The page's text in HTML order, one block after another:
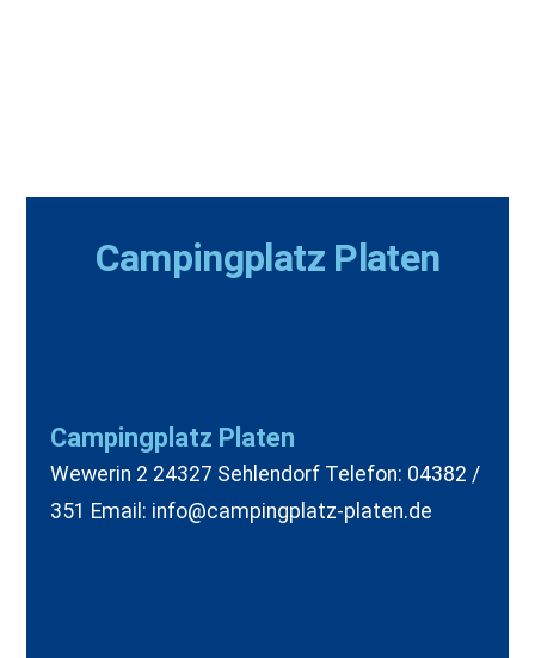
Campingplatz Platen
Campingplatz Platen
Wewerin 2 24327 Sehlendorf Telefon: 04382 /
351 Email: info@campingplatz-platen.de